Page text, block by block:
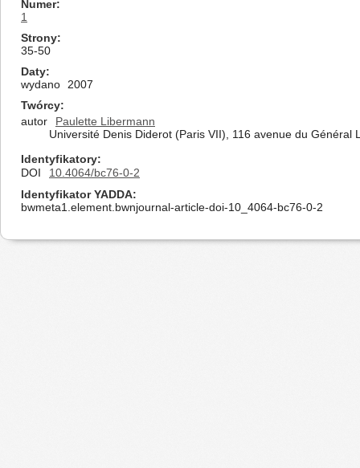
Numer
1
Strony
35-50
Daty
wydano
2007
Twórcy
autor
Paulette Libermann
Université Denis Diderot (Paris VII), 116 avenue du Général
Identyfikatory
DOI
10.4064/bc76-0-2
Identyfikator YADDA
bwmeta1.element.bwnjournal-article-doi-10_4064-bc76-0-2